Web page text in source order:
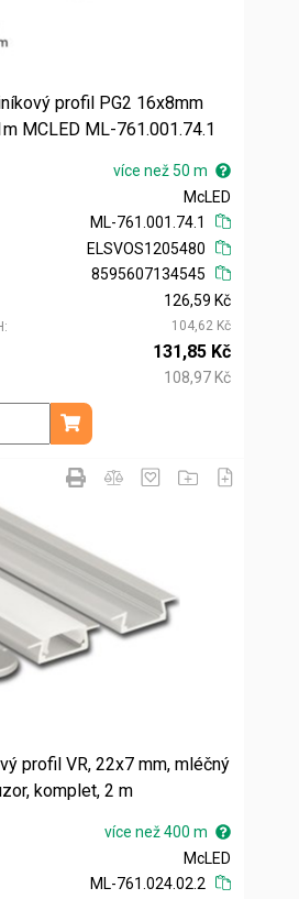
profil PG2 16x8mm
MCLED ML-761.001.74.1
více než 50 m
McLED
ML-761.001.74.1
ELSVOS1205480
8595607134545
126,59 Kč
104,62 Kč
131,85 Kč
108,97 Kč
m
Přidat do košíku
profil VR, 22x7 mm, mléčný
komplet, 2 m
více než 400 m
McLED
ML-761.024.02.2